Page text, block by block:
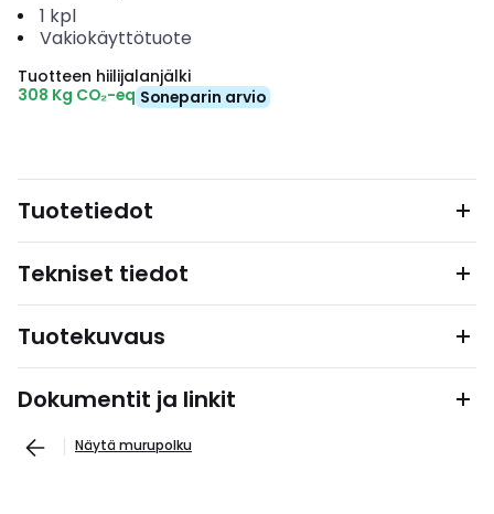
1 kpl
Vakiokäyttötuote
Tuotteen hiilijalanjälki
308 Kg CO₂-eq Soneparin arvio
Tuotetiedot
Tekniset tiedot
Tuotekuvaus
Dokumentit ja linkit
Näytä murupolku